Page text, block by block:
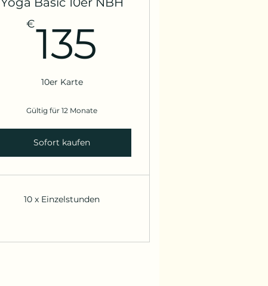
€135
10er Karte
Gültig für 12 Monate
Sofort kaufen
10 x Einzelstunden